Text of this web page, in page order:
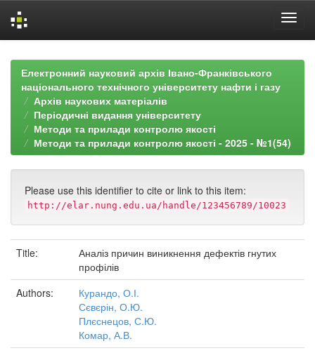
navigationЕлектронний науковий архів Івано-Франківського
національного технічного університету нафти і газу
Архів наукових матеріалів
Періодичні видання університету
Методи та прилади контролю якості
Методи та прилади контролю якості - 2025 - №1(54)
Please use this identifier to cite or link to this item:
http://elar.nung.edu.ua/handle/123456789/10023
Title:
Аналіз причин виникнення дефектів гнутих
профілів
Authors:
Курандо, О.І.
Сєвєрін, О.Ю.
Плєснецов, С.Ю.
Комар, А.В.